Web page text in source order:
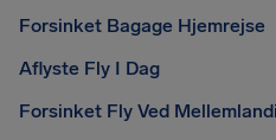
Forsinket Bagage Hjemrejse
Aflyste Fly I Dag
Forsinket Fly Ved